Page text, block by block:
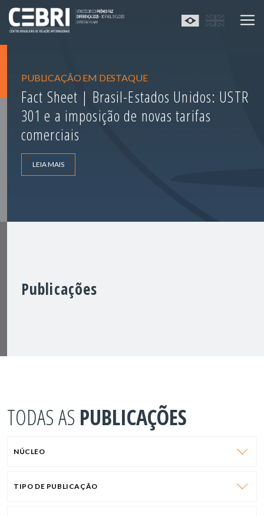
PUBLICAÇÃO EM DESTAQUE
Fact Sheet | Brasil-Estados Unidos: USTR
301 e a imposição de novas tarifas
comerciais
LEIA MAIS
Publicações
TODAS AS PUBLICAÇÕES
NÚCLEO
TIPO DE PUBLICAÇÃO